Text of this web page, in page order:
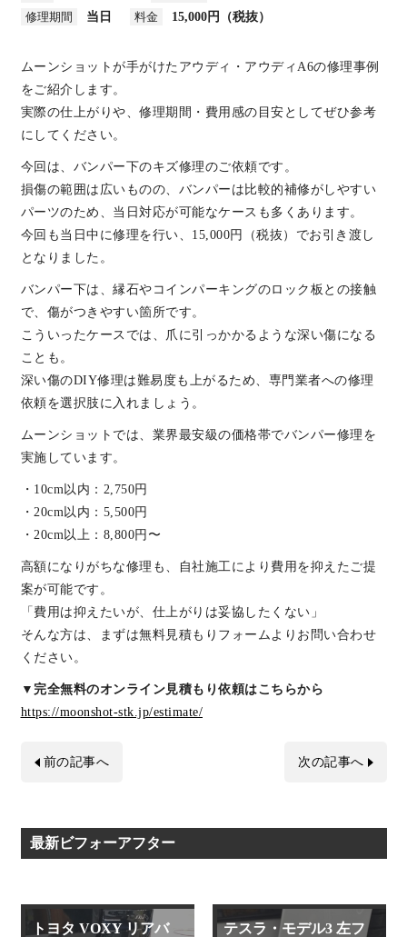
修理期間
当日 料金 15,000円（税抜）
ムーンショットが手がけたアウディ・アウディA6の修理事例
をご紹介します。
実際の仕上がりや、修理期間・費用感の目安としてぜひ参考
にしてください。
今回は、バンパー下のキズ修理のご依頼です。
損傷の範囲は広いものの、バンパーは比較的補修がしやすい
パーツのため、当日対応が可能なケースも多くあります。
今回も当日中に修理を行い、15,000円（税抜）でお引き渡し
となりました。
バンパー下は、縁石やコインパーキングのロック板との接触
で、傷がつきやすい箇所です。
こういったケースでは、爪に引っかかるような深い傷になる
ことも。
深い傷のDIY修理は難易度も上がるため、専門業者への修理
依頼を選択肢に入れましょう。
ムーンショットでは、業界最安級の価格帯でバンパー修理を
実施しています。
・10cm以内：2,750円
・20cm以内：5,500円
・20cm以上：8,800円〜
高額になりがちな修理も、自社施工により費用を抑えたご提
案が可能です。
「費用は抑えたいが、仕上がりは妥協したくない」
そんな方は、まずは無料見積もりフォームよりお問い合わせ
ください。
▼完全無料のオンライン見積もり依頼はこちらから
https://moonshot-stk.jp/estimate/
前の記事へ 次の記事へ
最新ビフォーアフター
トヨタ VOXY リアバ
テスラ・モデル3 左フ